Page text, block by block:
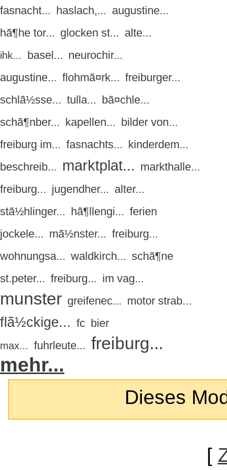
fasnacht... haslach,... augustine...
hã¶he tor... glocken st... alte...
ihk... basel... neurochir...
augustine... flohmã¤rk... freiburger...
schlã½sse... tulla... bã¤chle...
schã¶nber... kapellen... bilder von...
freiburg im... fasnachts... kinderdem...
beschreib... marktplat... markthalle...
freiburg... jugendher... alter...
stã½hlinger... hã¶llengi... ferien
jockele... mã½nster... freiburg...
wohnungsa... waldkirch... schã¶ne
st.peter... freiburg... im vag...
munster greifenec... motor strab...
flã½ckige... fc bier
max... fuhrleute... freiburg...
mehr...
Dieses
[